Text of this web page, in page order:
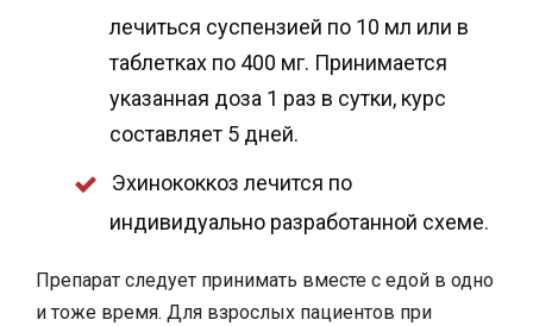
лечиться суспензией по 10 мл или в
таблетках по 400 мг. Принимается
указанная доза 1 раз в сутки, курс
составляет 5 дней.
Эхинококкоз лечится по
индивидуально разработанной схеме.
Препарат следует принимать вместе с едой в одно
и тоже время. Для взрослых пациентов при